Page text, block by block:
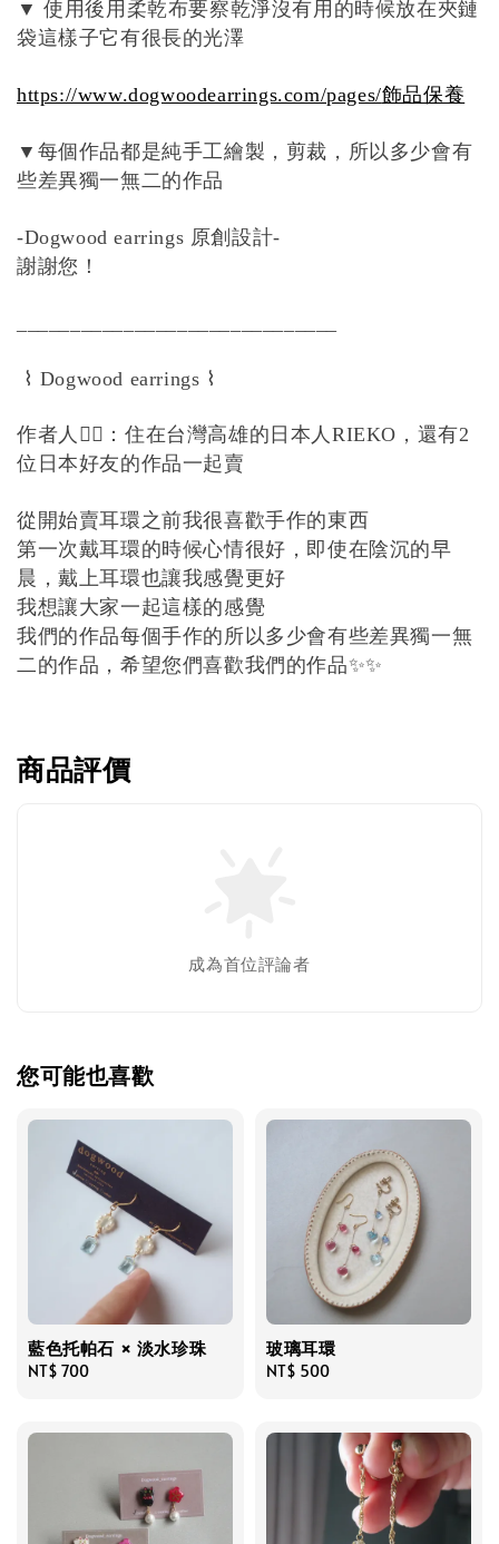
▼使用後用柔乾布要察乾淨沒有用的時候放在夾鏈
袋這樣子它有很長的光澤
https://www.dogwoodearrings.com/pages/飾品保養
▼ 每個作品都是純手工繪製，剪裁，所以多少會有
些差異獨一無二的作品
-Dogwood earrings 原創設計-
謝謝您！
⌇ Dogwood earrings ⌇
作者人 💁‍♀️ ：住在台灣高雄的日本人RIEKO ，還有2
位日本好友的作品一起賣
從開始賣耳環之前我很喜歡手作的東西
第一次戴耳環的時候心情很好，即使在陰沉的早
晨，戴上耳環也讓我感覺更好
我想讓大家一起這樣的感覺
我們的作品每個手作的所以多少會有些差異獨一無
二的作品，希望您們喜歡我們的作品✨✨
商品評價
成為首位評論者
您可能也喜歡
藍色托帕石 × 淡水珍珠
Regular
NT$ 700
玻璃耳環
Regular
NT$ 500